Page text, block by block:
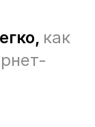
как